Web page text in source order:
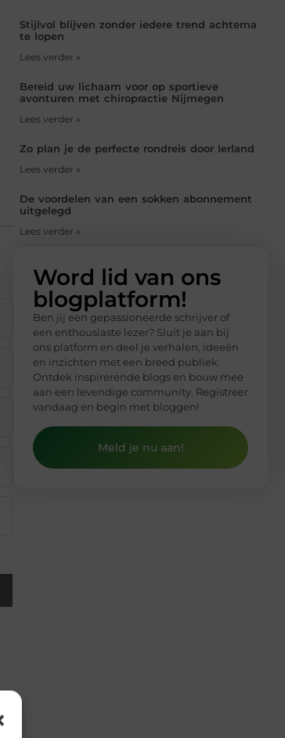
Stijlvol blijven zonder iedere trend achterna
te lopen
Lees verder »
Bereid uw lichaam voor op sportieve
avonturen met chiropractie Nijmegen
Lees verder »
Zo plan je de perfecte rondreis door Ierland
Lees verder »
De voordelen van een sokken abonnement
uitgelegd
Lees verder »
Word lid van ons
blogplatform!
Ben jij een gepassioneerde schrijver of
een enthousiaste lezer? Sluit je aan bij
ons platform en deel je verhalen, ideeën
en inzichten met een breed publiek.
Ontdek inspirerende blogs en bouw mee
aan een levendige community. Registreer
vandaag en begin met bloggen!
Meld je nu aan!